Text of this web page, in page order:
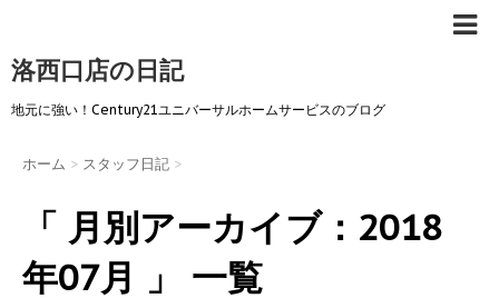
洛西口店の日記
地元に強い！Century21ユニバーサルホームサービスのブログ
ホーム > スタッフ日記 >
「 月別アーカイブ：2018
年07月 」 一覧